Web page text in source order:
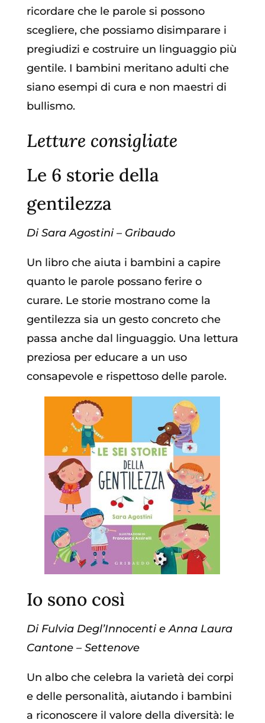
ricordare che le parole si possono
scegliere, che possiamo disimparare i
pregiudizi e costruire un linguaggio più
gentile. I bambini meritano adulti che
siano esempi di cura e non maestri di
bullismo.
Letture consigliate
Le 6 storie della
gentilezza
Di Sara Agostini – Gribaudo
Un libro che aiuta i bambini a capire
quanto le parole possano ferire o
curare. Le storie mostrano come la
gentilezza sia un gesto concreto che
passa anche dal linguaggio. Una lettura
preziosa per educare a un uso
consapevole e rispettoso delle parole.
Io sono così
Di Fulvia Degl’Innocenti e Anna Laura
Cantone – Settenove
Un albo che celebra la varietà dei corpi
e delle personalità, aiutando i bambini
a riconoscere il valore della diversità: le